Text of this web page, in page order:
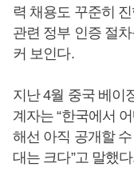
력 채용도 꾸준히
관련 정부 인증 절
커 보인다.
지난 4월 중국 베이
계자는 “한국에서
해선 아직 공개할
대는 크다”고 말했